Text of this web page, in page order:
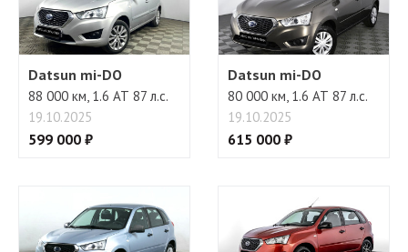
Регулировка руля
Datsun mi-DO
88 000 км, 1.6 АТ 87 л.с.
19.10.2025
599 000 ₽
Datsun mi-DO
80 000 км, 1.6 АТ 87 л.с.
19.10.2025
615 000 ₽